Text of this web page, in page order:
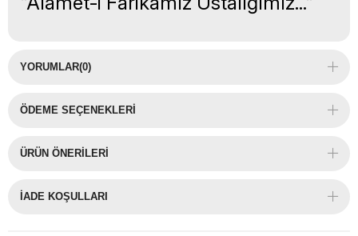
YORUMLAR(0)
ÖDEME SEÇENEKLERI
ÜRÜN ÖNERILERI
İADE KOŞULLARI